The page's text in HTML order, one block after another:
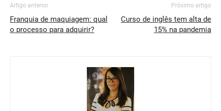
Artigo anterior
Franquia de maquiagem: qual
o processo para adquirir?
Próximo artigo
Curso de inglês tem alta de
15% na pandemia